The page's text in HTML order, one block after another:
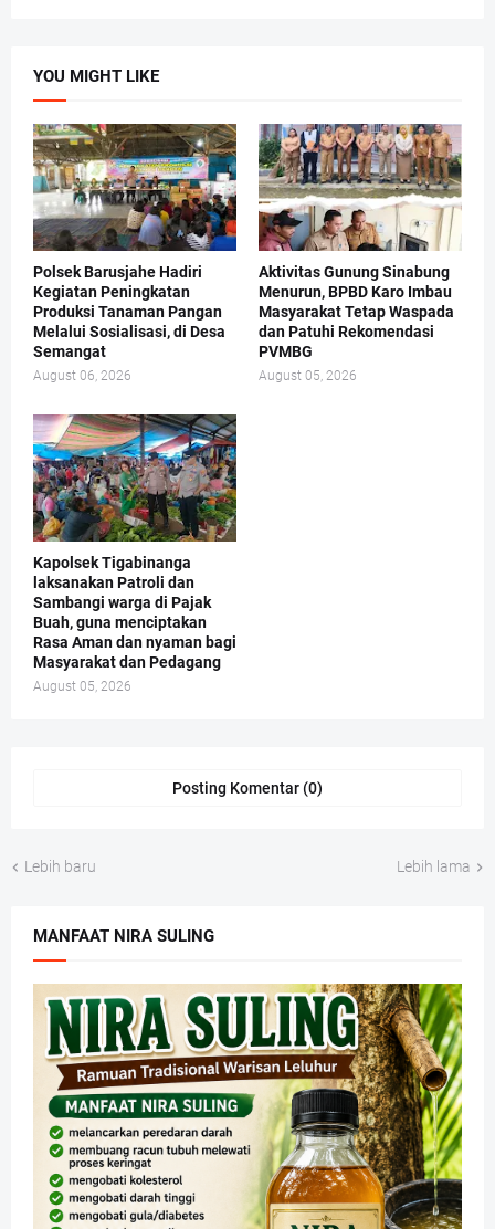
YOU MIGHT LIKE
Polsek Barusjahe Hadiri
Kegiatan Peningkatan
Produksi Tanaman Pangan
Melalui Sosialisasi, di Desa
Semangat
August 06, 2026
Aktivitas Gunung Sinabung
Menurun, BPBD Karo Imbau
Masyarakat Tetap Waspada
dan Patuhi Rekomendasi
PVMBG
August 05, 2026
Kapolsek Tigabinanga
laksanakan Patroli dan
Sambangi warga di Pajak
Buah, guna menciptakan
Rasa Aman dan nyaman bagi
Masyarakat dan Pedagang
August 05, 2026
Posting Komentar (0)
Lebih baru Lebih lama
MANFAAT NIRA SULING